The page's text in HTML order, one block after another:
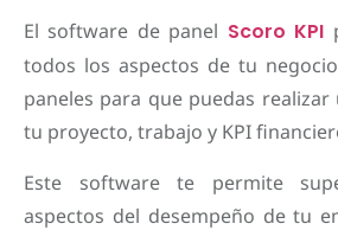
El software de panel Scoro KPI
todos los aspectos de tu
paneles para que puedas
tu proyecto, trabajo y KPI
Este software te permite
aspectos del desempeño de tu